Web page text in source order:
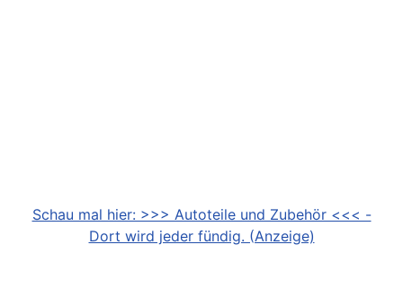
Schau mal hier: >>> Autoteile und Zubehör <<< -
Dort wird jeder fündig. (Anzeige)